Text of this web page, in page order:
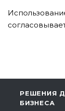
РЕШЕНИЯ
БИЗНЕСА